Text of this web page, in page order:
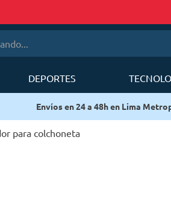
DEPORTES
Envíos en 24 a 48h en Lima
para colchoneta
más buscados
mobi garden
sea to summit